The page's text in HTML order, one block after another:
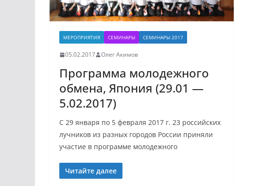
МЕРОПРИЯТИЯ СЕМИНАРЫ СЕМИНАРЫ 2017
05.02.2017 Олег Акимов
Программа молодежного
обмена, Япония (29.01 —
5.02.2017)
С 29 января по 5 февраля 2017 г. 23 российских
лучников из разных городов России приняли
участие в программе молодежного
Читайте далее